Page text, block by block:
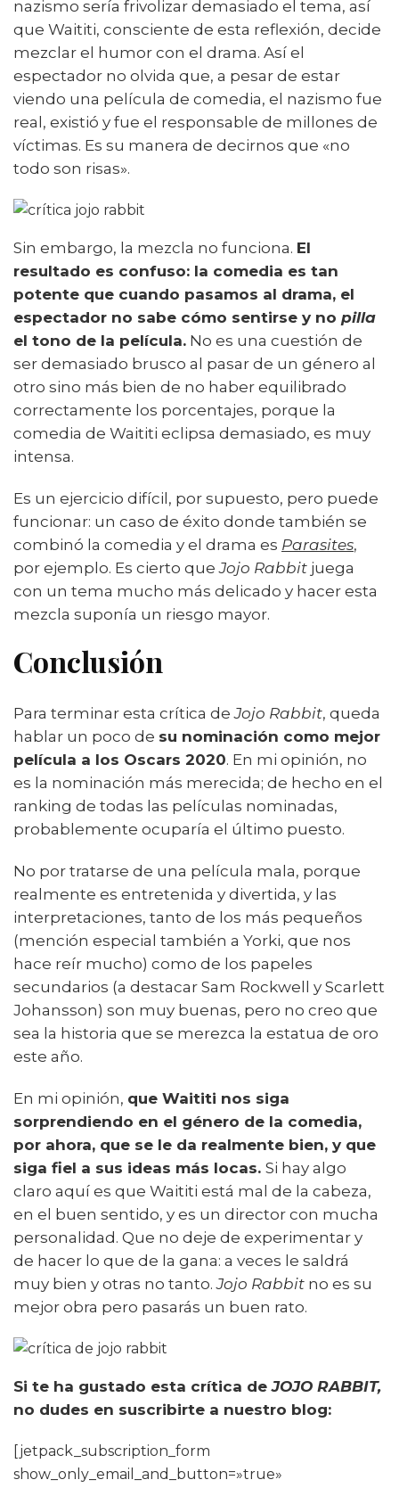
nazismo sería frivolizar demasiado el tema, así
que Waititi, consciente de esta reflexión, decide
mezclar el humor con el drama. Así el
espectador no olvida que, a pesar de estar
viendo una película de comedia, el nazismo fue
real, existió y fue el responsable de millones de
víctimas. Es su manera de decirnos que «no
todo son risas».
Sin embargo, la mezcla no funciona. El
resultado es confuso: la comedia es tan
potente que cuando pasamos al drama, el
espectador no sabe cómo sentirse y no pilla
el tono de la película. No es una cuestión de
ser demasiado brusco al pasar de un género al
otro sino más bien de no haber equilibrado
correctamente los porcentajes, porque la
comedia de Waititi eclipsa demasiado, es muy
intensa.
Es un ejercicio difícil, por supuesto, pero puede
funcionar: un caso de éxito donde también se
combinó la comedia y el drama es Parasites,
por ejemplo. Es cierto queJojo Rabbit juega
con un tema mucho más delicado y hacer esta
mezcla suponía un riesgo mayor.
Conclusión
Para terminar esta crítica deJojo Rabbit, queda
hablar un poco de su nominación como mejor
película a los Oscars 2020. En mi opinión, no
es la nominación más merecida; de hecho en el
ranking de todas las películas nominadas,
probablemente ocuparía el último puesto.
No por tratarse de una película mala, porque
realmente es entretenida y divertida, y las
interpretaciones, tanto de los más pequeños
(mención especial también a Yorki, que nos
hace reír mucho) como de los papeles
secundarios (a destacar Sam Rockwell y Scarlett
Johansson) son muy buenas, pero no creo que
sea la historia que se merezca la estatua de oro
este año.
En mi opinión, que Waititi nos siga
sorprendiendo en el género de la comedia,
por ahora, que se le da realmente bien, y que
siga fiel a sus ideas más locas. Si hay algo
claro aquí es que Waititi está mal de la cabeza,
en el buen sentido, y es un director con mucha
personalidad. Que no deje de experimentar y
de hacer lo que de la gana: a veces le saldrá
muy bien y otras no tanto.Jojo Rabbit no es su
mejor obra pero pasarás un buen rato.
Si te ha gustado esta crítica de JOJO RABBIT,
no dudes en suscribirte a nuestro blog:
[jetpack_subscription_form
show_only_email_and_button=»true»